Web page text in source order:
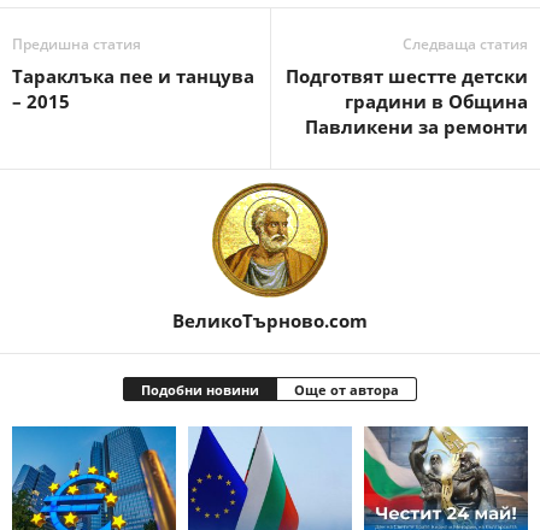
Предишна статия
Тараклъка пее и танцува
– 2015
Следваща статия
Пoдгoтвят шecттe дeтcки
гpaдини в Общинa
Пaвликeни зa peмoнти
ВеликоТърново.com
Подобни новини Още от автора